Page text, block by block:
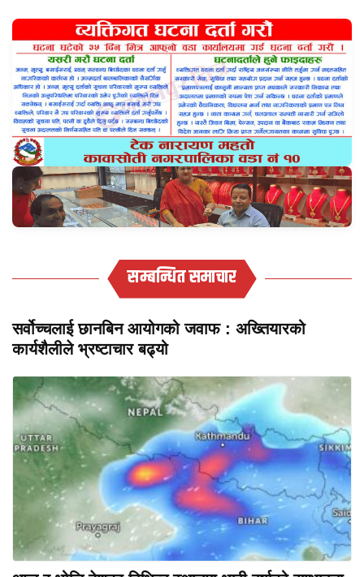
सम्बन्धित समाचार
सर्वोच्चलाई छानबिन आयोगको जवाफ : अख्तियारको
कार्यशैलीले भ्रष्टाचार बढ्यो